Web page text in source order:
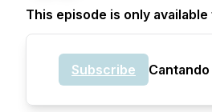
This episode is only
Subscribe